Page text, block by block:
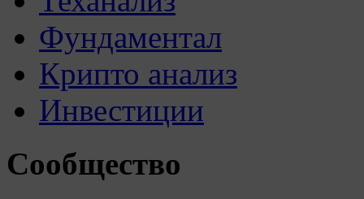
Фундаментал
Крипто анализ
Инвестиции
Сообщество